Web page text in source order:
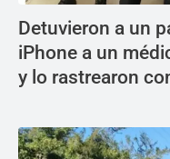
Detuvieron a un
iPhone a un
y lo rastrearon